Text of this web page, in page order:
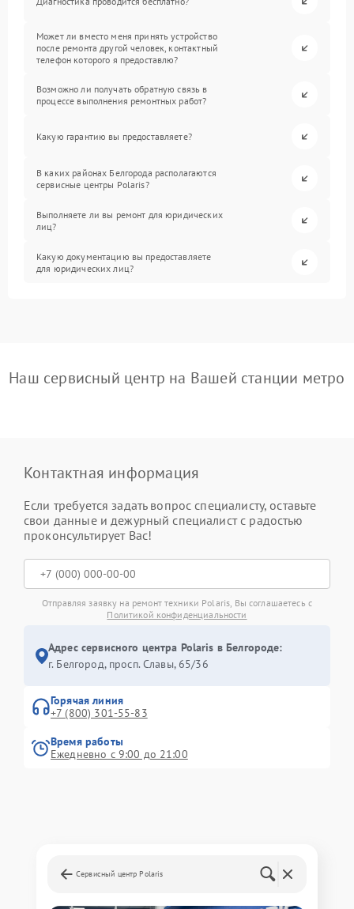
Может ли вместо меня принять устройство
после ремонта другой человек, контактный
телефон которого я предоставлю?
Возможно ли получать обратную связь в
процессе выполнения ремонтных работ?
Какую гарантию вы предоставляете?
В каких районах Белгорода располагаются
сервисные центры Polaris?
Выполняете ли вы ремонт для юридических
лиц?
Какую документацию вы предоставляете
для юридических лиц?
Наш сервисный центр на Вашей станции метро
Контактная информация
Если требуется задать вопрос специалисту, оставьте
свои данные и дежурный специалист с радостью
проконсультирует Вас!
Отправляя заявку на ремонт техники Polaris, Вы соглашаетесь с
Политикой конфиденциальности
Адрес сервисного центра Polaris в Белгороде:
г. Белгород, просп. Славы, 65/36
Горячая линия
+7 (800) 301-55-83
Время работы
Ежедневно с 9:00 до 21:00
Сервисный центр Polaris